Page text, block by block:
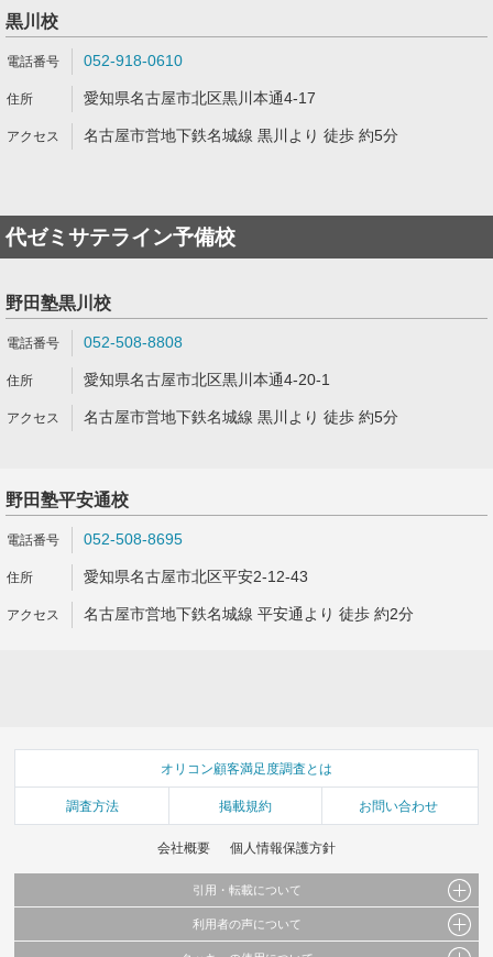
黒川校
052-918-0610
愛知県名古屋市北区黒川本通4-17
名古屋市営地下鉄名城線 黒川より 徒歩 約5分
代ゼミサテライン予備校
野田塾黒川校
052-508-8808
愛知県名古屋市北区黒川本通4-20-1
名古屋市営地下鉄名城線 黒川より 徒歩 約5分
野田塾平安通校
052-508-8695
愛知県名古屋市北区平安2-12-43
名古屋市営地下鉄名城線 平安通より 徒歩 約2分
オリコン顧客満足度調査とは
調査方法 掲載規約 お問い合わせ
会社概要 個人情報保護方針
引用・転載について
当サイトで公開されている情報（文字、写真、イラスト、画像データ等）及びこれらの配
利用者の声について